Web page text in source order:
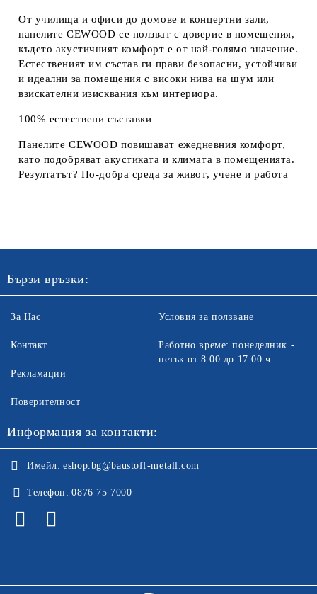
От училища и офиси до домове и концертни зали,
панелите CEWOOD се ползват с доверие в помещения,
където акустичният комфорт е от най-голямо значение.
Естественият им състав ги прави безопасни, устойчиви
и идеални за помещения с високи нива на шум или
взискателни изисквания към интериора.
100% естествени съставки
Панелите CEWOOD повишават ежедневния комфорт,
като подобряват акустиката и климата в помещенията.
Резултатът? По-добра среда за живот, учене и работа
Бързи връзки:
За Нас
Контакт
Рекламации
Поверителност
Условия за ползване
Работно време: понеделник -
петък от 8:00 до 17:00 ч.
Информация за контакти:
Имейл: eshop.bg@baustoff-metall.com
Телефон: 0876 75 7000